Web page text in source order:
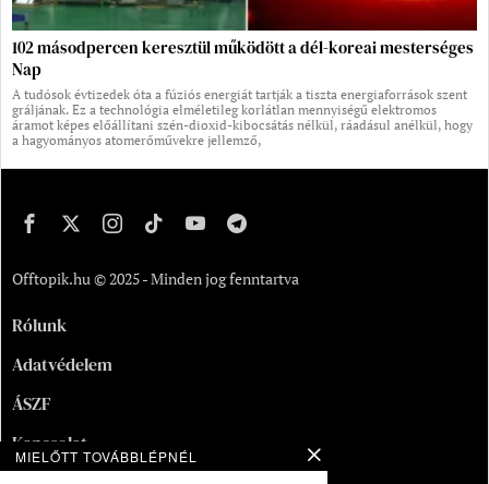
102 másodpercen keresztül működött a dél-koreai mesterséges
Nap
A tudósok évtizedek óta a fúziós energiát tartják a tiszta energiaforrások szent
gráljának. Ez a technológia elméletileg korlátlan mennyiségű elektromos
áramot képes előállítani szén-dioxid-kibocsátás nélkül, ráadásul anélkül, hogy
a hagyományos atomerőművekre jellemző,
Offtopik.hu © 2025 - Minden jog fenntartva
Rólunk
Adatvédelem
ÁSZF
Kapcsolat
MIELŐTT TOVÁBBLÉPNÉL